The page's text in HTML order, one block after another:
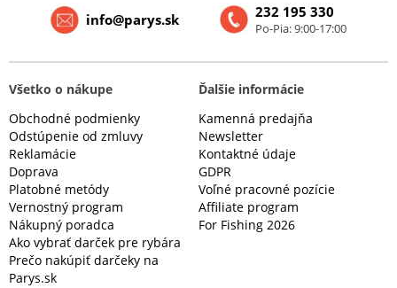
232 195 330
Po-Pia: 9:00-17:00
info@parys.sk
Všetko o nákupe
Obchodné podmienky
Odstúpenie od zmluvy
Reklamácie
Doprava
Platobné metódy
Vernostný program
Nákupný poradca
Ako vybrať darček pre rybára
Prečo nakúpiť darčeky na
Parys.sk
Ďalšie informácie
Kamenná predajňa
Newsletter
Kontaktné údaje
GDPR
Voľné pracovné pozície
Affiliate program
For Fishing 2026